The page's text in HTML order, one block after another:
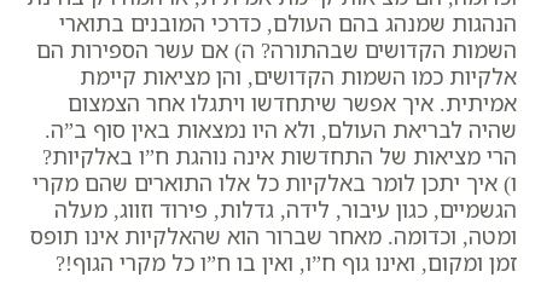
הנהגות שמנהג בהם העולם, כדרכי המובנים בתוארי
השמות הקדושים שבהתורה? ה) אם עשר הספירות הם
אלקיות כמו השמות הקדושים, והן מציאות קיימת
אמיתית. איך אפשר שיתחדשו ויתגלו אחר הצמצום
שהיה לבריאת העולם, ולא היו נמצאות באין סוף ב”ה.
הרי מציאות של התחדשות אינה נוהגת ח”ו באלקיות?
ו) איך יתכן לומר באלקיות כל אלו התוארים שהם מקרי
הגשמיים, כגון עיבור, לידה, גדלות, פירוד וזווג, מעלה
ומטה, וכדומה. מאחר שברור הוא שהאלקיות אינו תופס
זמן ומקום, ואינו גוף ח”ו, ואין בו ח”ו כל מקרי הגוף!?